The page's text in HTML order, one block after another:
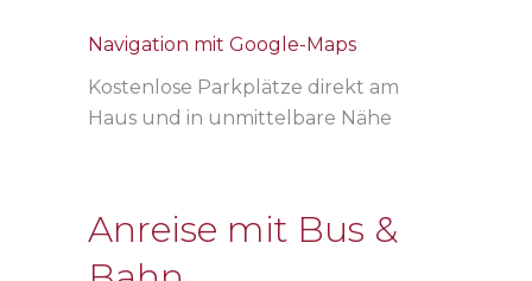
Navigation mit Google-Maps
Kostenlose Parkplätze direkt am
Haus und in unmittelbare Nähe
Anreise mit Bus &